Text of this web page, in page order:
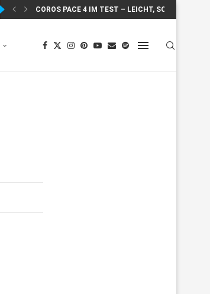
COROS PACE 4 IM TEST – LEICHT, SCHNELL...